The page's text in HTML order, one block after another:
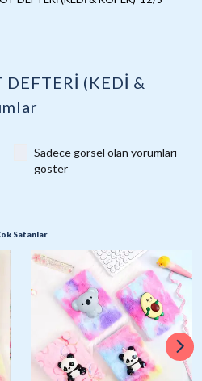
(KEDİ &
Sadece görsel olan yorumları
göster
Satanlar